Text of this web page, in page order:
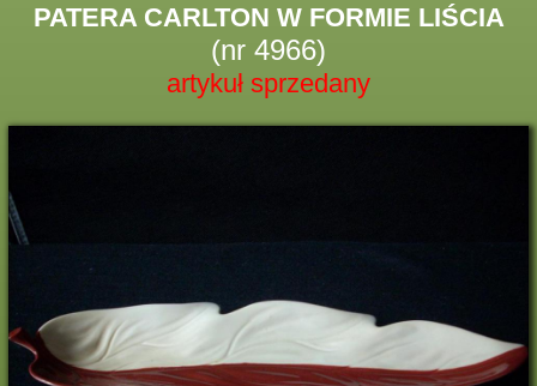
PATERA CARLTON W FORMIE LIŚCIA
(nr 4966)
artykuł sprzedany